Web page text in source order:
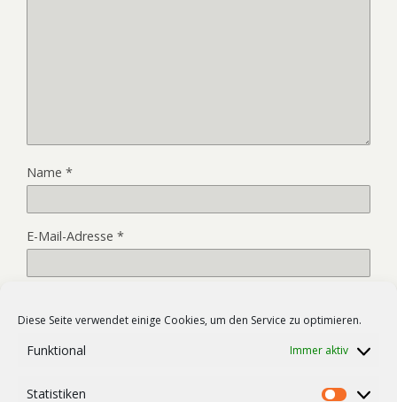
Diese Seite verwendet einige Cookies, um den Service zu optimieren.
Funktional Immer aktiv
Statistiken
Name *
E-Mail-Adresse *